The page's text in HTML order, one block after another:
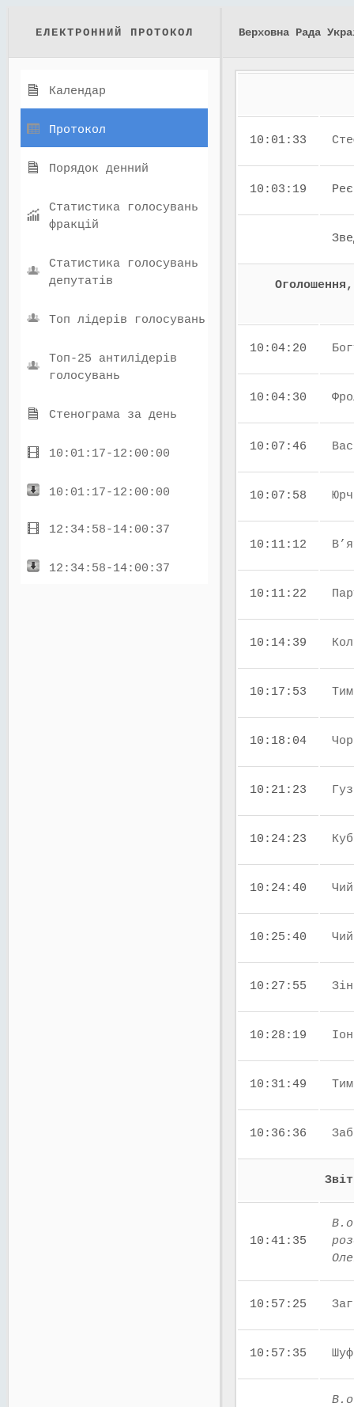
ЕЛЕКТРОННИЙ ПРОТОКОЛ
Календар
Протокол
Порядок денний
Статистика голосувань
фракцій
Статистика голосувань
депутатів
Топ лідерів голосувань
Топ-25 антилідерів
голосувань
Стенограма за день
10:01:17-12:00:00
10:01:17-12:00:00
12:34:58-14:00:37
12:34:58-14:00:37
Верховна Рада
10:01:33
10:03:19
10:04:20
10:04:30
10:07:46
10:07:58
10:11:12
10:11:22
10:14:39
10:17:53
10:18:04
10:21:23
10:24:23
10:24:40
10:25:40
10:27:55
10:28:19
10:31:49
10:36:36
10:41:35
10:57:25
10:57:35